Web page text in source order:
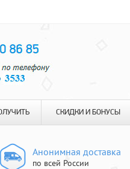
СКИДКИ И БОНУСЫ
Анонимная доставка
по всей России